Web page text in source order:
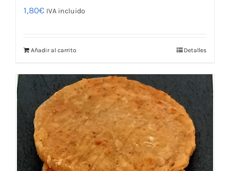
1,80€ IVA incluido
Añadir al carrito Detalles